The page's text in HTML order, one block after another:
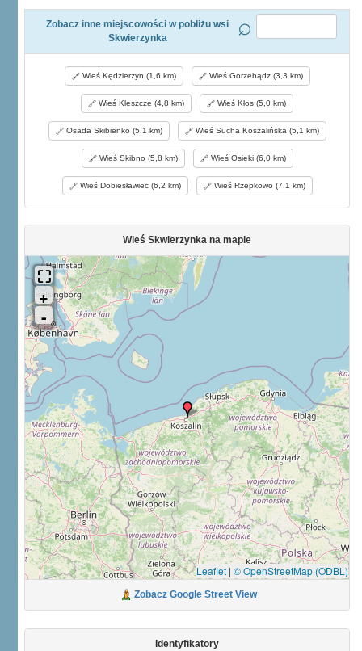
Zobacz inne miejscowości w pobliżu wsi
Skwierzynka
Wieś Kędzierzyn (1,6 km) Wieś Gorzebądz (3,3 km)
Wieś Kleszcze (4,8 km) Wieś Kłos (5,0 km)
Osada Skibienko (5,1 km) Wieś Sucha Koszalińska (5,1 km)
Wieś Skibno (5,8 km) Wieś Osieki (6,0 km)
Wieś Dobiesławiec (6,2 km) Wieś Rzepkowo (7,1 km)
Wieś Skwierzynka na mapie
Leaflet | © OpenStreetMap (ODBL)
Zobacz Google Street View
Identyfikatory